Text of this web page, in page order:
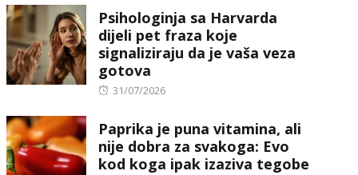
Psihologinja sa Harvarda
dijeli pet fraza koje
signaliziraju da je vaša veza
gotova
Posted
31/07/2026
Paprika je puna vitamina, ali
nije dobra za svakoga: Evo
kod koga ipak izaziva tegobe